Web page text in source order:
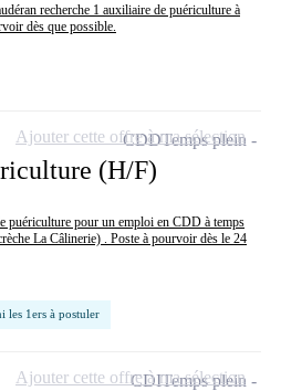
recherche 1 auxiliaire de puériculture à
dès que possible.
(H/F)
puériculture pour un emploi en CDD à temps
La Câlinerie) . Poste à pourvoir dès le 24
les 1ers à postuler
CDDTemps plein
Ajouter cette offre à ma sélection
CDITemps plein
Ajouter cette offre à ma sélection